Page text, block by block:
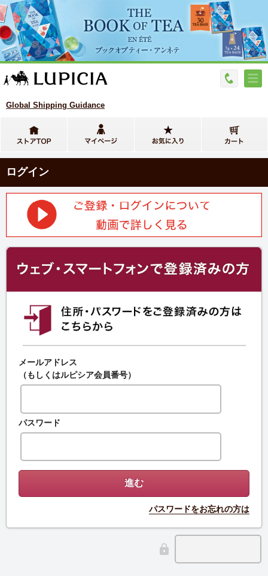
Global Shipping Guidance
ログイン
メールアドレス
（もしくはルピシア会員番号）
パスワード
パスワードをお忘れの方は